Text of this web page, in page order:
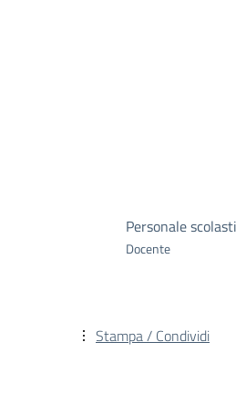
Personale
Docente
Stampa / Condividi